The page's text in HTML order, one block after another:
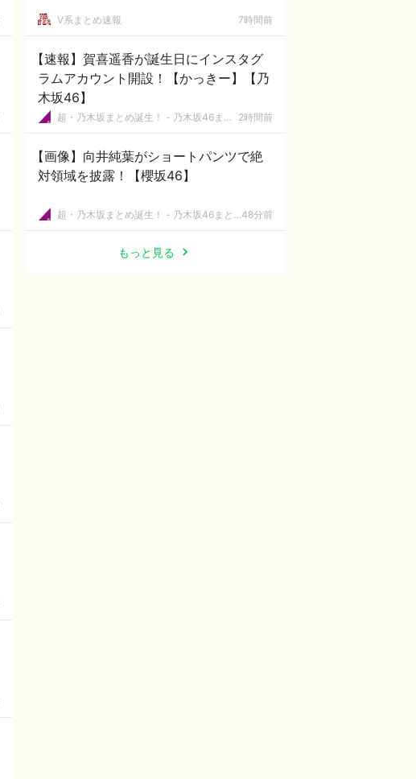
V系まとめ速報 7時間前
【速報】賀喜遥香が誕生日にインスタグ
ラムアカウント開設！【かっきー】【乃
木坂46】
超・乃木坂まとめ誕生！ - 乃木坂46まとめ 2時間前
【画像】向井純葉がショートパンツで絶
対領域を披露！【櫻坂46】
超・乃木坂まとめ誕生！ - 乃木坂46まとめ48分前
もっと見る